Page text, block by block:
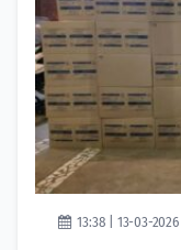
13:38 | 13-03-2026